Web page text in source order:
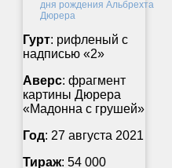
Гурт: рифленый с
надписью «2»
Аверс: фрагмент
картины Дюрера
«Мадонна с грушей»
Год: 27 августа 2021
Тираж: 54 000